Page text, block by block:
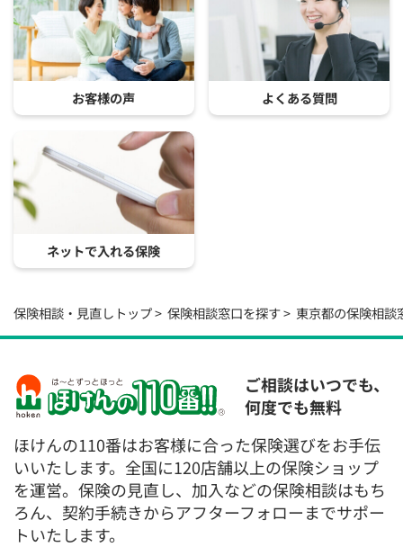
お客様の声 よくある質問
ネットで入れる保険
保険相談・見直しトップ 保険相談窓口を探す 東京都の保険相談
ご相談はいつでも、
何度でも無料
ほけんの110番はお客様に合った保険選びをお手伝
いいたします。全国に120店舗以上の保険ショップ
を運営。保険の見直し、加入などの保険相談はもち
ろん、契約手続きからアフターフォローまでサポー
トいたします。